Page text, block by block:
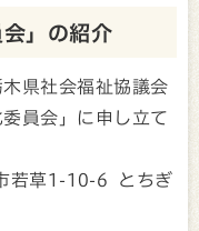
」の紹介
県社会福祉協議会
員会」に申し立て
若草1-10-6 とちぎ